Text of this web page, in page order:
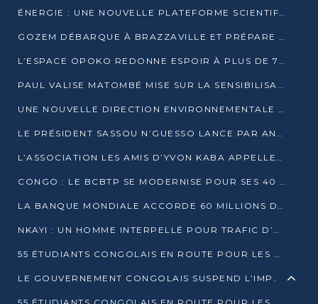
ÉNERGIE : UNE NOUVELLE PLATEFORME SCIENTIFIQUE POUR LA TRANSITION ÉNERGÉTIQUE EN AFRIQUE CENTRALE
GOZEM DÉBARQUE À BRAZZAVILLE ET PRÉPARE SON ARRIVÉE À POINTE-NOIRE
L’ESPACE OPOKO REDONNE ESPOIR À PLUS DE 775 ÉLÈVES AUTOCHTONES DANS LE NORD DU CONGO
PAUL VALISE MATOMBÉ MISE SUR LA SENSIBILISATION POUR ÉRAQUER LE GRAND BANDITISME
UNE NOUVELLE DIRECTION ENVIRONNEMENTALE POUR RENFORCER LA GESTION DES DONNÉES AU CONGO
LE PRÉSIDENT SASSOU N’GUESSO LANCE PAR ANTICIPATION LA 39ÈME JOURNÉE NATIONALE DE L’ARBRE
L’ASSOCIATION LES AMIS D’YVON KABA APPELLENT DENIS SASSOU N’GUESSO À SE PORTER CANDIDAT
CONGO : LE BCBTP SE MODERNISE POUR SES 40 ANS D’EXISTENCE
LA BANQUE MONDIALE ACCORDE 60 MILLIONS DE DOLLARS POUR LA RÉSILIENCE URBAINE AU CONGO
NKAYI : UN HOMME INTERPELLÉ POUR TRAFIC D’UN BÉBÉ CHIMPANZÉ
55 ÉTUDIANTS CONGOLAIS EN ROUTE POUR LES UNIVERSITÉS ALGÉRIENNES
LE GOUVERNEMENT CONGOLAIS SUSPEND L’IMPORTATION DES MACHETTES ET DES MOTOS